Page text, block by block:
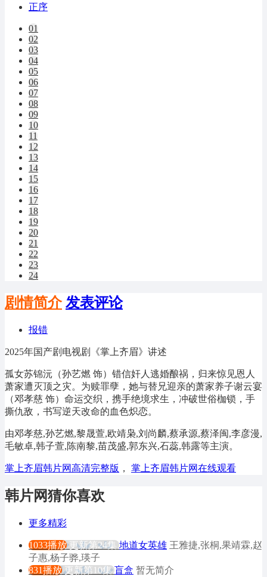
正序
01
02
03
04
05
06
07
08
09
10
11
12
13
14
15
16
17
18
19
20
21
22
23
24
剧情简介 发表评论
报错
2025年国产剧电视剧《掌上齐眉》讲述
孤女苏锦沅（孙艺燃 饰）错信奸人逃婚酿祸，归来惊见恩人
萧家遭灭顶之灾。为赎罪孽，她与替兄迎亲的萧家养子谢云宴
（邓孝慈 饰）命运交织，携手绝境求生，冲破世俗枷锁，手
撕仇敌，书写逆天改命的血色炽恋。
由邓孝慈,孙艺燃,黎晟萱,欧靖枭,刘尚麟,蔡承源,蔡泽闽,李彦漫,
毛敏卓,韩子萱,陈南黎,苗茂盛,郭东兴,石蕊,韩露等主演。
掌上齐眉韩片网高清完整版 ， 掌上齐眉韩片网在线观看
韩片网猜你喜欢
更多精彩
1033播放 更新第24集 地道女英雄 王雅捷,张桐,果靖霖,赵
子惠,杨子骅,瑛子
831播放 更新第10集 盲盒 暂无简介